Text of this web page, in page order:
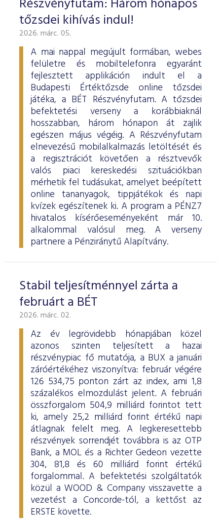
ESG Útmutató
Részvényfutam: Három hónapos
tőzsdei kihívás indul!
2026. márc. 05.
A mai nappal megújult formában, webes
felületre és mobiltelefonra egyaránt
fejlesztett applikáción indult el a
Budapesti Értéktőzsde online tőzsdei
játéka, a BÉT Részvényfutam. A tőzsdei
befektetési verseny a korábbiaknál
hosszabban, három hónapon át zajlik
egészen május végéig. A Részvényfutam
elnevezésű mobilalkalmazás letöltését és
a regisztrációt követően a résztvevők
valós piaci kereskedési szituációkban
mérhetik fel tudásukat, amelyet beépített
online tananyagok, tippjátékok és napi
kvízek egészítenek ki. A program a PÉNZ7
hivatalos kísérőeseményeként már 10.
alkalommal valósul meg. A verseny
partnere a Pénziránytű Alapítvány.
Stabil teljesítménnyel zárta a
februárt a BÉT
2026. márc. 02.
Az év legrövidebb hónapjában közel
azonos szinten teljesített a hazai
részvénypiac fő mutatója, a BUX a januári
záróértékéhez viszonyítva: február végére
126 534,75 ponton zárt az index, ami 1,8
százalékos elmozdulást jelent. A februári
összforgalom 504,9 milliárd forintot tett
ki, amely 25,2 milliárd forint értékű napi
átlagnak felelt meg. A legkeresettebb
részvények sorrendjét továbbra is az OTP
Bank, a MOL és a Richter Gedeon vezette
304, 81,8 és 60 milliárd forint értékű
forgalommal. A befektetési szolgáltatók
közül a WOOD & Company visszavette a
vezetést a Concorde-tól, a kettőst az
ERSTE követte.